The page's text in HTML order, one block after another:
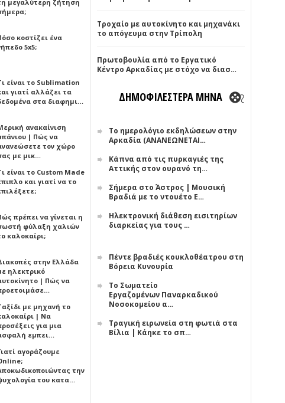
μεγαλύτερη ζήτηση
κοστίζει ένα
5x5;
είναι το Sublimation
γιατί αλλάζει τα
στα διαφημι…
ανακαίνιση
| Πώς να
τον χώρο
με μικ…
είναι το Custom Made
και γιατί να το
πρέπει να γίνεται η
φύλαξη χαλιών
καλοκαίρι;
στην Ελλάδα
ηλεκτρικό
| Πώς να
με μηχανή το
| Να
για μια
εμπει…
αγοράζουμε
την
του κατα…
Τροχαίο με αυτοκίνητο και μηχανάκι
το απόγευμα στην Τρίπολη
Πρωτοβουλία από το Εργατικό
Κέντρο Αρκαδίας με στόχο να διασ…
ΔΗΜΟΦΙΛΕΣΤΕΡΑ ΜΗΝΑ
Το ημερολόγιο εκδηλώσεων στην
Αρκαδία (ΑΝΑΝΕΩΝΕΤΑΙ…
Κάπνα από τις πυρκαγιές της
Αττικής στον ουρανό τη…
Σήμερα στο Άστρος | Μουσική
Βραδιά με το ντουέτο Ε…
Ηλεκτρονική διάθεση εισιτηρίων
διαρκείας για τους …
Πέντε βραδιές κουκλοθέατρου στη
Βόρεια Κυνουρία
Το Σωματείο
Εργαζομένων Παναρκαδικού
Νοσοκομείου α…
Τραγική ειρωνεία στη φωτιά στα
Βίλια | Κάηκε το σπ…